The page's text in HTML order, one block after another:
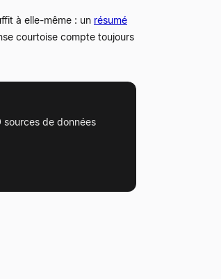
à elle-même : un résumé
courtoise compte toujours
de données